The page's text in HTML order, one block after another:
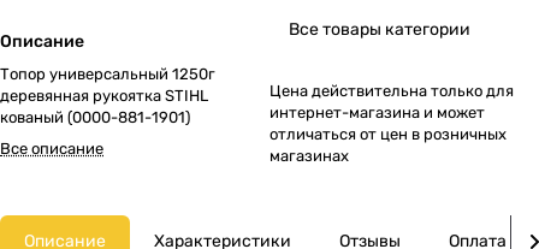
Описание
Топор универсальный 1250г
деревянная рукоятка STIHL
кованый (0000-881-1901)
Все описание
Все товары категории
Цена действительна только для
интернет-магазина и может
отличаться от цен в розничных
магазинах
Описание Характеристики Отзывы Оплата